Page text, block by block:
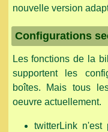
nouvelle version
Configurations
Les fonctions de la
supportent les
boîtes. Mais tous
oeuvre actuellement.
twitterLink